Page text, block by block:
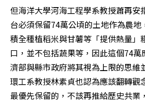
但海洋大學河海工程學系教授蕭再安
台必須保留74萬公頃的土地作為農
積全種植稻米與甘薯等「提供熱量」
口，並不包括蔬果等，因此這個74
濟部與縣市政府將其視為上限的思維
環工系教授林素貞也認為應該翻轉觀
最優先保留的，不該再推給歷史共業